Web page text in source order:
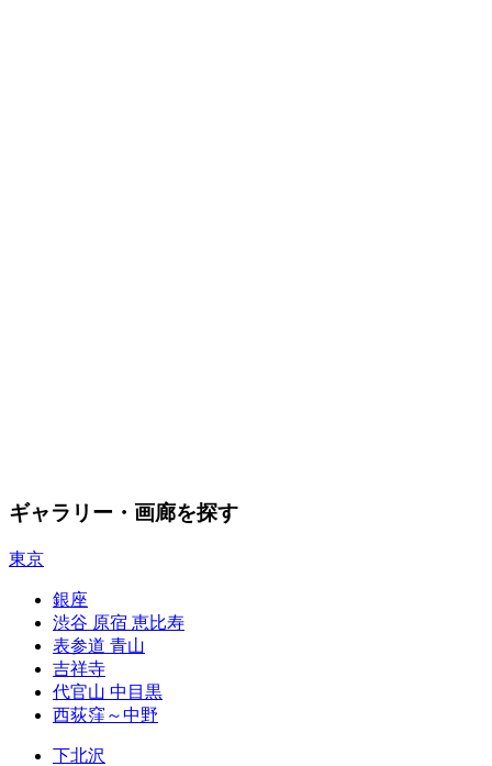
ギャラリー・画廊を探す
東京
銀座
渋谷 原宿 恵比寿
表参道 青山
吉祥寺
代官山 中目黒
西荻窪～中野
下北沢